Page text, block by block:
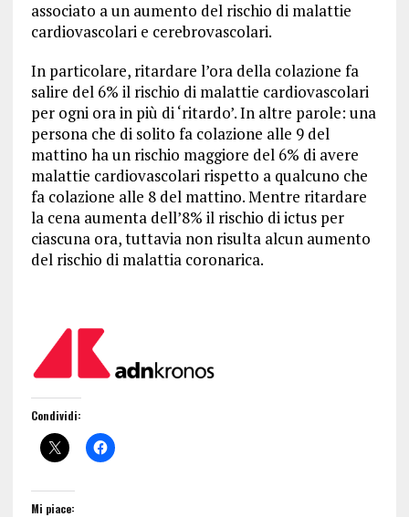
associato a un aumento del rischio di malattie
cardiovascolari e cerebrovascolari.
In particolare, ritardare l’ora della colazione fa
salire del 6% il rischio di malattie cardiovascolari
per ogni ora in più di ‘ritardo’. In altre parole: una
persona che di solito fa colazione alle 9 del
mattino ha un rischio maggiore del 6% di avere
malattie cardiovascolari rispetto a qualcuno che
fa colazione alle 8 del mattino. Mentre ritardare
la cena aumenta dell’8% il rischio di ictus per
ciascuna ora, tuttavia non risulta alcun aumento
del rischio di malattia coronarica.
Condividi:
Mi piace: